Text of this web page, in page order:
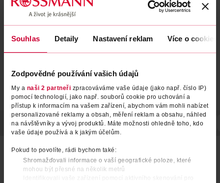
Souhlas Detaily Nastavení reklam Více o cookies
Zodpovědné používání vašich údajů
My a naši 2 partneři zpracováváme vaše údaje (jako např. číslo IP)
pomocí technologií, jako např. souborů cookie pro uchování a
přístup k informacím na vašem zařízení, abychom vám mohli nabízet
personalizované reklamy a obsah, měření reklam a obsahu, náhled
na návštěvníky a vývoj produktů. Máte možnosti ohledně toho, kdo
vaše údaje používá a k jakým účelům.
Pokud to povolíte, rádi bychom také:
Shromažďovali informace o vaší geografické poloze, které
mohou být přesné na několik metrů
Identifikovali vaše zařízení pomocí aktivního skenování pro
Baddie
Caramelt Mami
POPIS SLOŽENÍ POČET NÁZEV VÝROBCE/DODAVATELE
Dárkový balíček obsahuje parfémovanou vodu pro
ženy Inspired Nature (30 ml) a sprchovou pěnu Inspired
Nature (150 ml).